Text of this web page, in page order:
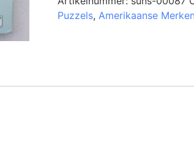
Puzzels, Amerikaanse Merken